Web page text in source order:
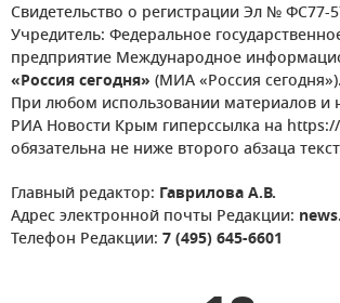
Свидетельство о регистрации Эл № ФС77-
Учредитель: Федеральное
предприятие Международное
«Россия сегодня» (МИА «Россия сегодня»).
При любом использовании материалов и
РИА Новости Крым гиперссылка на
обязательна не ниже второго абзаца
Главный редактор: Гаврилова А.В.
Адрес электронной почты Редакции:
Телефон Редакции: 7 (495) 645-6601